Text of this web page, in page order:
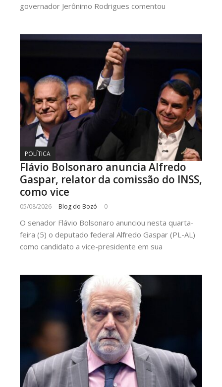
governador Jerônimo Rodrigues comentou
POLÍTICA
Flávio Bolsonaro anuncia Alfredo
Gaspar, relator da comissão do INSS,
como vice
05/08/2026 Blog do Bozó 0
O senador Flávio Bolsonaro anunciou nesta quarta-
feira (5) o deputado federal Alfredo Gaspar (PL-AL)
como candidato a vice-presidente em sua